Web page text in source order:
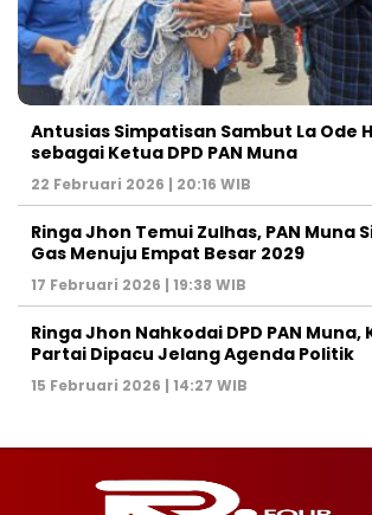
Antusias Simpatisan Sambut La Ode
sebagai Ketua DPD PAN Muna
22 Februari 2026 | 20:16 WIB
Ringa Jhon Temui Zulhas, PAN Muna
Gas Menuju Empat Besar 2029
17 Februari 2026 | 19:38 WIB
Ringa Jhon Nahkodai DPD PAN Muna,
Partai Dipacu Jelang Agenda Politik
15 Februari 2026 | 14:27 WIB